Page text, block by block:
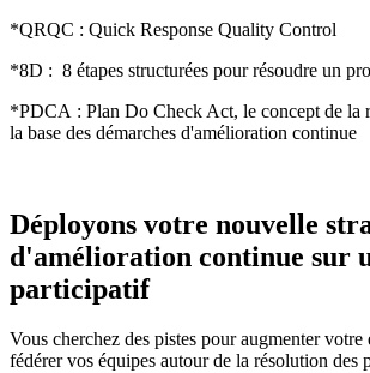
*QRQC : Quick Response Quality Control
*8D : 8 étapes structurées pour résoudre un
*PDCA : Plan Do Check Act, le concept de la
la base des démarches d'amélioration continue
Déployons votre nouvelle
d'amélioration continue sur
participatif
Vous cherchez des pistes pour augmenter
fédérer vos équipes autour de la résolution des